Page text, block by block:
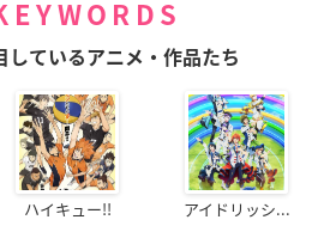
しているアニメ・作品たち
ハイキュー!! アイドリッシ...